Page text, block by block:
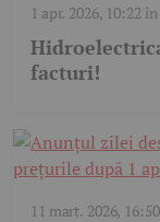
1 apr. 2026, 10:22 în
facturi!
11 mart. 2026, 16:50